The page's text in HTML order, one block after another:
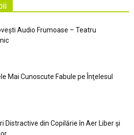
Audio Frumoase – Teatru
Mai Cunoscute Fabule pe Înţelesul
Distractive din Copilărie în Aer Liber şi